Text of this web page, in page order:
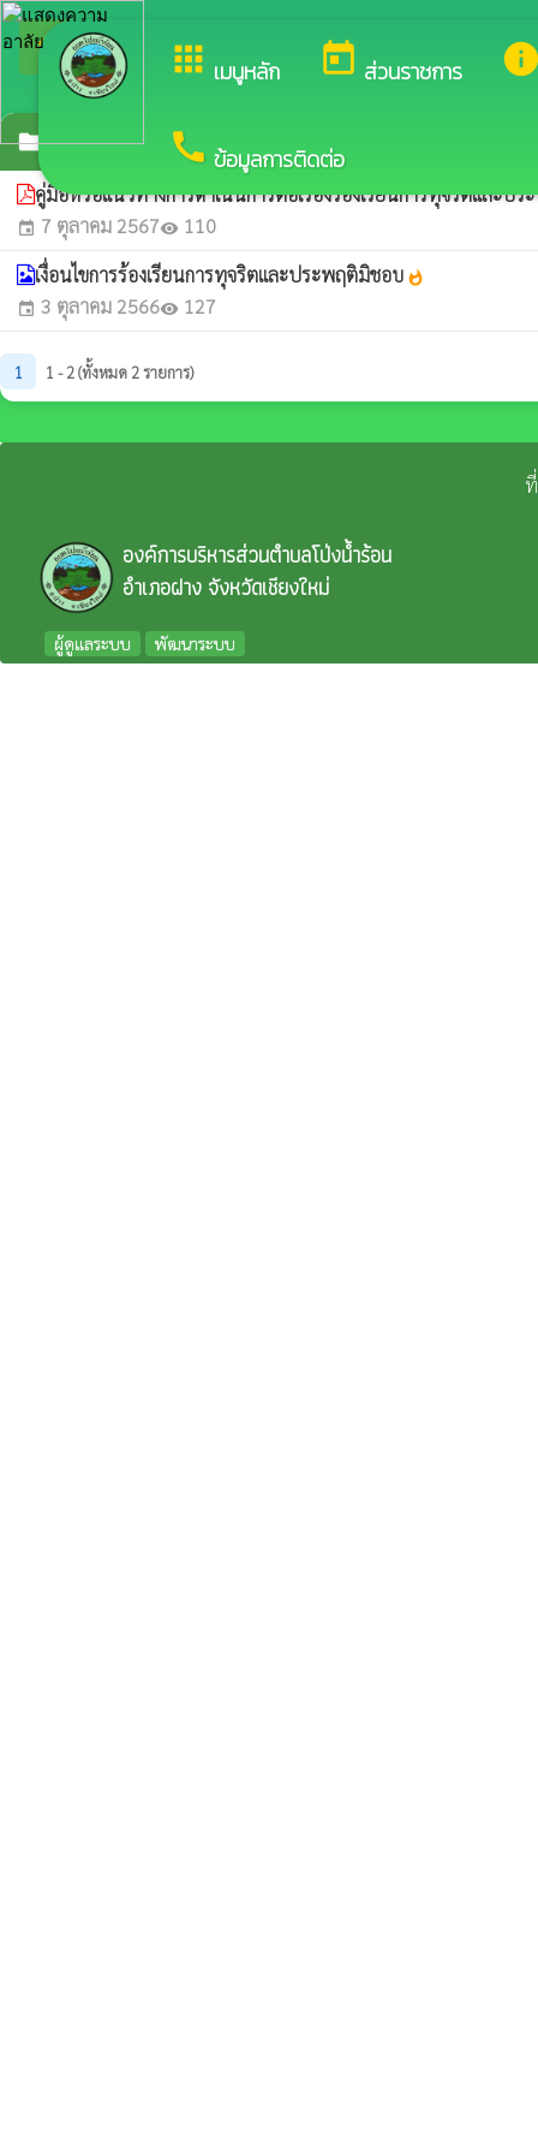
apps เมนูหลัก today ส่วนราชการ
call ข้อมูลการติดต่อ
arrow_back_iosกลับเมนูหลัก ยินดีต้อนรับสู่เว็
folderแนวปฏิบัติการจัดการเรื่องร้องเรียนการทุจริตแล
คู่มือหรือแนวทางการดำเนินการต่อเรื่องร้องเรียนการทุจริตและ
event 7 ตุลาคม 2567visibility 110
เงื่อนไขการร้องเรียนการทุจริตและประพฤติมิชอบ whatshot
event 3 ตุลาคม 2566visibility 127
1 1 - 2 (ทั้งหมด 2 รายการ)
องค์การบริหารส่วนตำบลโป่งน้ำร้อน
อำเภอฝาง จังหวัดเชียงใหม่
ผู้ดูแลระบบ พัฒนาระบบ